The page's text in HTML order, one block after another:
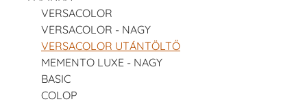
VERSACOLOR
VERSACOLOR - NAGY
VERSACOLOR UTÁNTÖLTŐ
MEMENTO LUXE - NAGY
BASIC
COLOP